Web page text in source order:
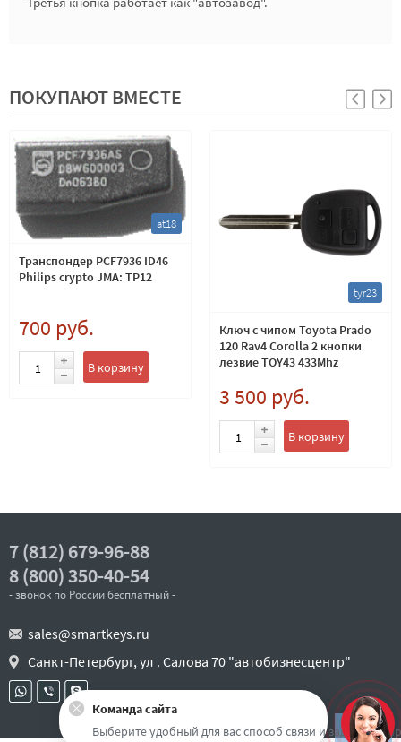
ПОКУПАЮТ ВМЕСТЕ
at18
Транспондер PCF7936 ID46
Philips crypto JMA: TP12
700 руб.
В корзину
tyr23
Ключ с чипом Toyota Prado
120 Rav4 Corolla 2 кнопки
лезвие TOY43 433Mhz
3 500 руб.
В корзину
7 (812) 679-96-88
8 (800) 350-40-54
- звонок по России бесплатный -
sales@smartkeys.ru
Санкт-Петербург, ул . Салова 70 "автобизнесцентр"
Наверх
Команда сайта
Выберите удобный для вас способ связи и задайте